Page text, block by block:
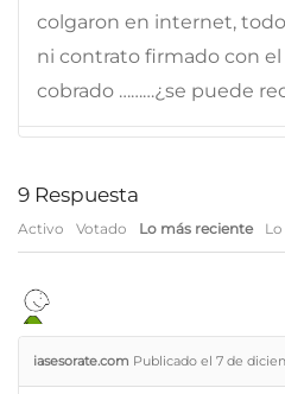
colgaron en internet,
ni contrato firmado con
cobrado ………¿se puede
9 Respuesta
Activo Votado Lo más reciente
iasesorate.com Publicado el 7 de